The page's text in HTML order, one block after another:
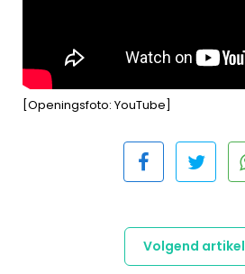
[Openingsfoto: YouTube]
Volgend artikel